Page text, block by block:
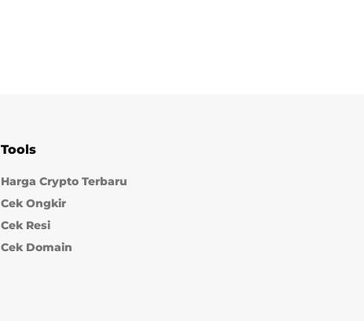
Tools
Harga Crypto Terbaru
Cek Ongkir
Cek Resi
Cek Domain